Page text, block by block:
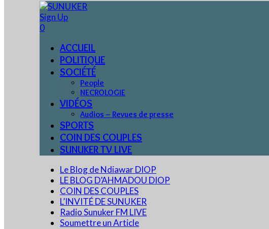
Sign Up
0
ACCUEIL
POLITIQUE
SOCIÉTÉ
People
NECROLOGIE
VIDÉOS
Audios – Revues de presse
SPORTS
COIN DES COUPLES
SUNUKER TV LIVE
Le Blog de Ndiawar DIOP
LE BLOG D’AHMADOU DIOP
COIN DES COUPLES
L’INVITÉ DE SUNUKER
Radio Sunuker FM LIVE
Soumettre un Article